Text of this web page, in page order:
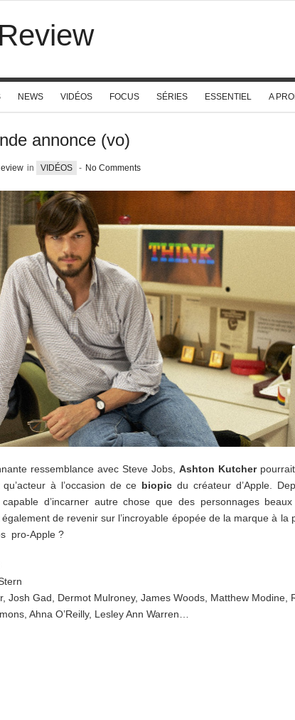
NEWS VIDÉOS FOCUS SÉRIES ESSENTIEL A
annonce (vo)
in VIDÉOS - No Comments
ressemblance avec Steve Jobs, Ashton Kutcher
à l’occasion de ce biopic du créateur d’Apple.
d’incarner autre chose que des personnages
de revenir sur l’incroyable épopée de la marque à la
pro-Apple ?
Josh Gad, Dermot Mulroney, James Woods, Matthew Modine,
Ahna O’Reilly, Lesley Ann Warren…